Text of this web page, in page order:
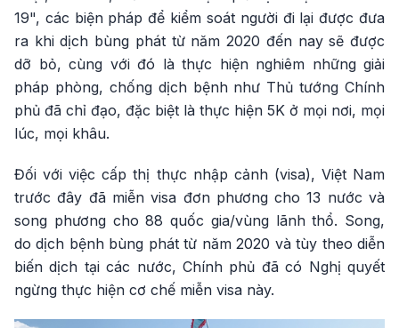
19", các biện pháp để kiểm soát người đi lại được đưa
ra khi dịch bùng phát từ năm 2020 đến nay sẽ được
dỡ bỏ, cùng với đó là thực hiện nghiêm những giải
pháp phòng, chống dịch bệnh như Thủ tướng Chính
phủ đã chỉ đạo, đặc biệt là thực hiện 5K ở mọi nơi, mọi
lúc, mọi khâu.
Đối với việc cấp thị thực nhập cảnh (visa), Việt Nam
trước đây đã miễn visa đơn phương cho 13 nước và
song phương cho 88 quốc gia/vùng lãnh thổ. Song,
do dịch bệnh bùng phát từ năm 2020 và tùy theo diễn
biến dịch tại các nước, Chính phủ đã có Nghị quyết
ngừng thực hiện cơ chế miễn visa này.